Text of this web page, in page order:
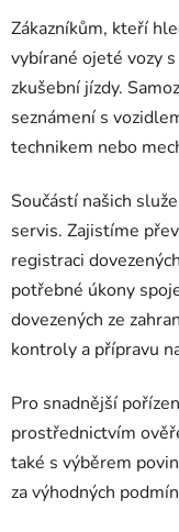
Zákazníkům, kteří
vybírané ojeté vozy
zkušební jízdy.
seznámení s
technikem nebo
Součástí našich
servis. Zajistíme
registraci
potřebné úkony
dovezených ze
kontroly a přípravu
Pro snadnější
prostřednictvím
také s výběrem
za výhodných